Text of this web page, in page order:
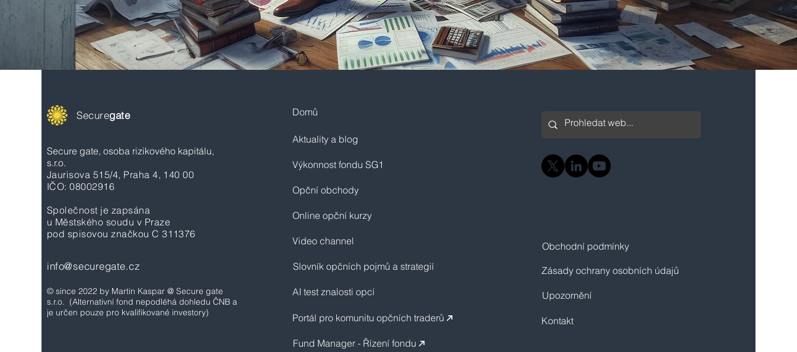
Securegate
Secure gate, osoba rizikového kapitálu,
s.r.o.
Jaurisova 515/4, Praha 4, 140 00
IČO: 08002916
Společnost je zapsána
u Městského soudu v Praze
pod spisovou značkou C 311376
info@securegate.cz
© since 2022 by Martin Kaspar @ Secure gate
s.r.o. (Alternativní fond nepodléhá dohledu ČNB a
je určen pouze pro kvalifikované investory)
Domů
Aktuality a blog
Výkonnost fondu SG1
Opční obchody
Online opční kurzy
Video channel
Slovník opčních pojmů a strategií
AI test znalosti opcí
Portál pro komunitu opčních traderů ↗︎
Fund Manager - Řízení fondu ↗︎
Obchodní podmínky
Zásady ochrany osobních údajů
Upozornění
Kontakt